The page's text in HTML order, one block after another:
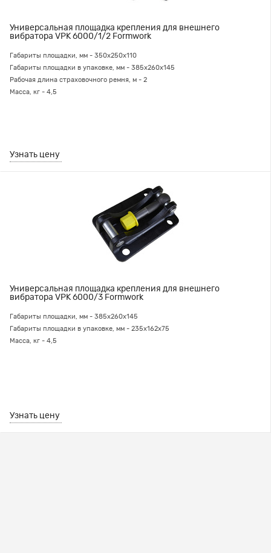
Универсальная площадка крепления для внешнего
вибратора VPK 6000/1/2 Formwork
Габариты площадки, мм - 350х250х110
Габариты площадки в упаковке, мм - 385х260х145
Рабочая длина страховочного ремня, м - 2
Масса, кг - 4,5
Узнать цену
Универсальная площадка крепления для внешнего
вибратора VPK 6000/3 Formwork
Габариты площадки, мм - 385х260х145
Габариты площадки в упаковке, мм - 235х162х75
Масса, кг - 4,5
Узнать цену